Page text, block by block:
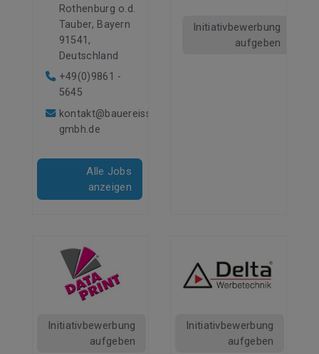
Rothenburg o.d.
Tauber, Bayern
91541,
Deutschland
+49(0)9861 -
5645
kontakt@bauereiss-
gmbh.de
Alle Jobs
anzeigen
Initiativbewerbung
aufgeben
Initiativbewerbung
aufgeben
Initiativbewerbung
aufgeben